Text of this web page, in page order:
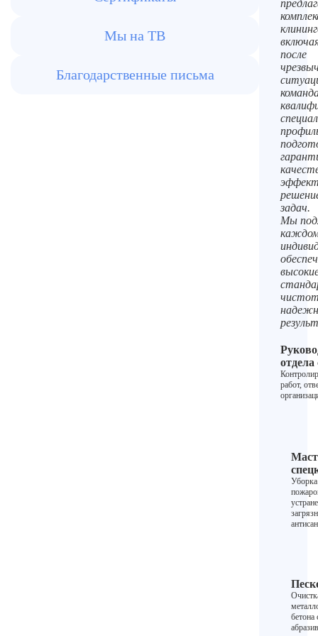
Мы на ТВ
Благодарственные письма
после
задач.
Мы
отдела
работ,
бетона